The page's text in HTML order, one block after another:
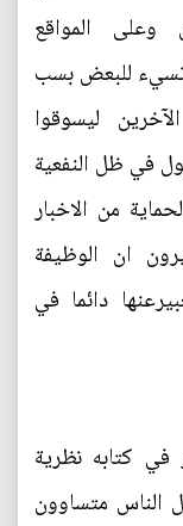
المواقع
تسيء للبعض بسب
ليسوقوا
في ظل النفعية
من الاخبار
ان الوظيفة
دائما في
كتابه نظرية
يرى كل الناس متساوون